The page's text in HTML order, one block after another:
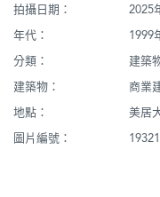
市
拍攝日期：
2025
年代：
1999
分類：
建築
建築物：
商業
地點：
美居
圖片編號：
19321